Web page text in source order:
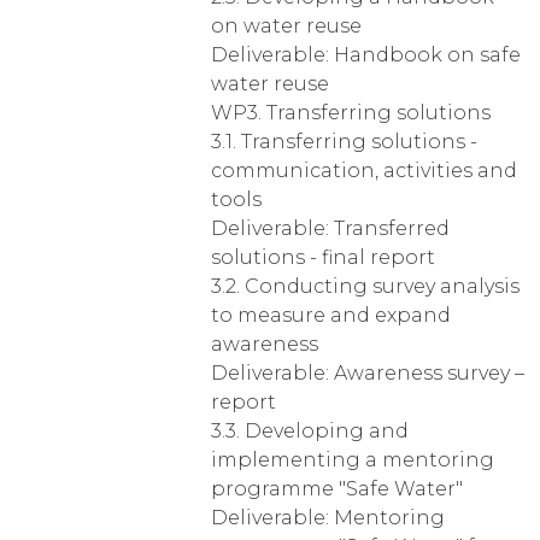
on water reuse
Deliverable: Handbook on safe
water reuse
WP3. Transferring solutions
3.1. Transferring solutions -
communication, activities and
tools
Deliverable: Transferred
solutions - final report
3.2. Conducting survey analysis
to measure and expand
awareness
Deliverable: Awareness survey –
report
3.3. Developing and
implementing a mentoring
programme "Safe Water"
Deliverable: Mentoring